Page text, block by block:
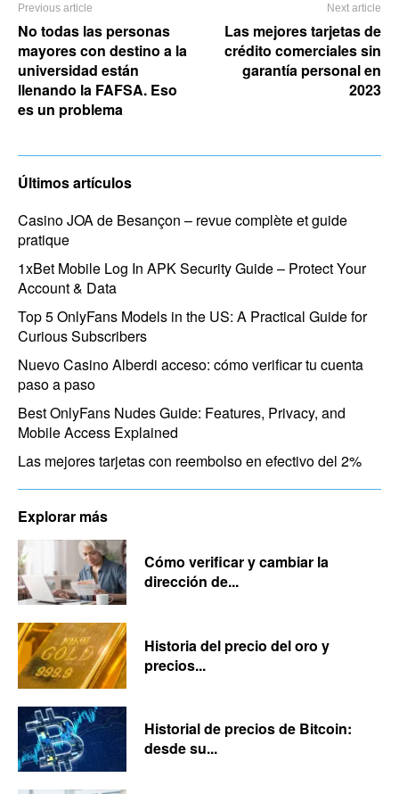
Previous article
No todas las personas
mayores con destino a la
universidad están
llenando la FAFSA. Eso
es un problema
Next article
Las mejores tarjetas de
crédito comerciales sin
garantía personal en
2023
Últimos artículos
Casino JOA de Besançon – revue complète et guide
pratique
1xBet Mobile Log In APK Security Guide – Protect Your
Account & Data
Top 5 OnlyFans Models in the US: A Practical Guide for
Curious Subscribers
Nuevo Casino Alberdi acceso: cómo verificar tu cuenta
paso a paso
Best OnlyFans Nudes Guide: Features, Privacy, and
Mobile Access Explained
Las mejores tarjetas con reembolso en efectivo del 2%
Explorar más
Cómo verificar y cambiar la
dirección de...
Historia del precio del oro y
precios...
Historial de precios de Bitcoin:
desde su...